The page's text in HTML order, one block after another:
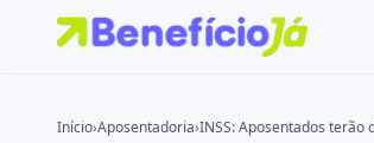
Início›Aposentadoria›INSS: Aposentados terão